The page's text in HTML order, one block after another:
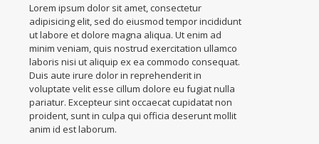
Lorem ipsum dolor sit amet, consectetur
adipisicing elit, sed do eiusmod tempor incididunt
ut labore et dolore magna aliqua. Ut enim ad
minim veniam, quis nostrud exercitation ullamco
laboris nisi ut aliquip ex ea commodo consequat.
Duis aute irure dolor in reprehenderit in
voluptate velit esse cillum dolore eu fugiat nulla
pariatur. Excepteur sint occaecat cupidatat non
proident, sunt in culpa qui officia deserunt mollit
anim id est laborum.